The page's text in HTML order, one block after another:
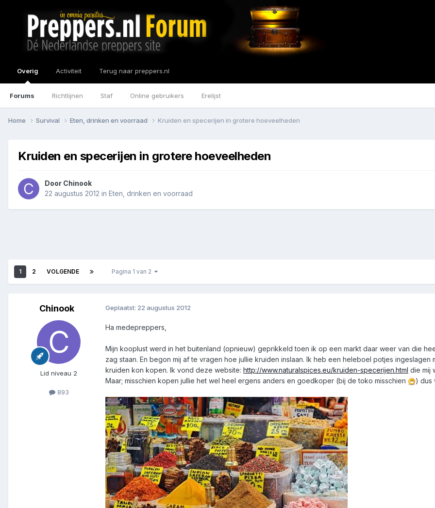
Overig
Forums Richtlijnen Staf Online gebruikers Erelijst
Activiteit Terug naar preppers.nl
Home Survival Eten, drinken en voorraad Kruiden en specerijen in grotere hoeveelheden
Kruiden en specerijen in grotere hoeveelheden
Door Chinook
22 augustus 2012 in Eten, drinken en voorraad
1 2 VOLGENDE Pagina 1 van 2
Chinook
Lid niveau 2
893
Geplaatst: 22 augustus 2012
Ha medepreppers,
Mijn kooplust werd in het buitenland (opnieuw) geprikkeld toen ik op een markt daar weer van die
zag staan. En begon mij af te vragen hoe jullie kruiden inslaan. Ik heb een heleboel potjes
kruiden kon kopen. Ik vond deze website: http://www.naturalspices.eu/kruiden-specerijen.html die mij
Maar; misschien kopen jullie het wel heel ergens anders en goedkoper (bij de toko misschien
) dus